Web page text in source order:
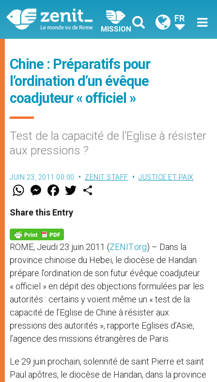
MISSION
FR
Chine : Préparatifs pour
l’ordination d’un évêque
coadjuteur « officiel »
Test de la capacité de l’Eglise à résister
aux pressions ?
JUIN 23, 2011 00:00 ZENIT STAFF JUSTICE ET PAIX
W
t
s
p
p
M
e
s
e
g
e
r
F
a
e
b
o
k
w
Share this Entry
ROME, Jeudi 23 juin 2011 (ZENIT.org) – Dans la
province chinoise du Hebei, le diocèse de Handan
prépare l’ordination de son futur évêque coadjuteur
« officiel » en dépit des objections formulées par les
autorités : certains y voient même un « test de la
capacité de l’Eglise de Chine à résister aux
pressions des autorités », rapporte Eglises d’Asie,
l’agence des missions étrangères de Paris.
Le 29 juin prochain, solennité de saint Pierre et saint
Paul apôtres, le diocèse de Handan, dans la province